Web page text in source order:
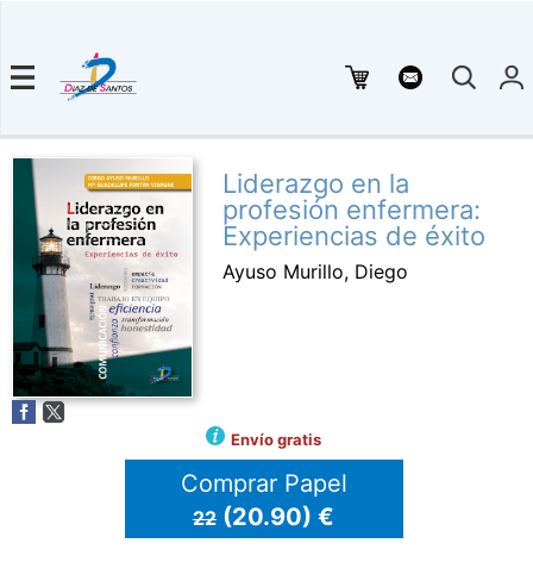
Liderazgo en la
profesión enfermera:
Experiencias de éxito
Ayuso Murillo, Diego
Envío gratis
Comprar Papel
22 (20.90) €